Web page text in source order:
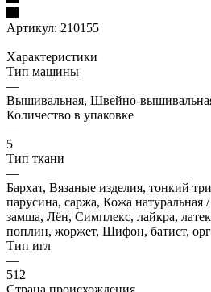
Артикул: 210155
Характеристики
Тип машины
—
Вышивальная, Швейно-
Количество в упаковке
—
5
Тип ткани
—
Бархат, Вязаные изделия, тонкий
парусина, саржа, Кожа натуральная
замша, Лён, Симплекс, лайкра,
поплин, жоржет, Шифон, батист,
Тип игл
—
512
Страна происхождения